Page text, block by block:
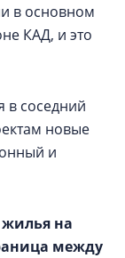
в основном
КАД, и это
в соседний
новые
и
на
между